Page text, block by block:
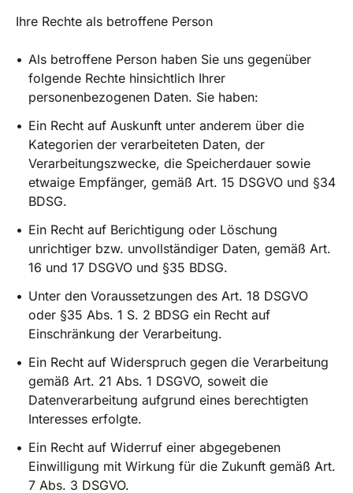
Ihre Rechte als betroffene Person
Als betroffene Person haben Sie uns gegenüber
folgende Rechte hinsichtlich Ihrer
personenbezogenen Daten. Sie haben:
Ein Recht auf Auskunft unter anderem über die
Kategorien der verarbeiteten Daten, der
Verarbeitungszwecke, die Speicherdauer sowie
etwaige Empfänger, gemäß Art. 15 DSGVO und §34
BDSG.
Ein Recht auf Berichtigung oder Löschung
unrichtiger bzw. unvollständiger Daten, gemäß Art.
16 und 17 DSGVO und §35 BDSG.
Unter den Voraussetzungen des Art. 18 DSGVO
oder §35 Abs. 1 S. 2 BDSG ein Recht auf
Einschränkung der Verarbeitung.
Ein Recht auf Widerspruch gegen die Verarbeitung
gemäß Art. 21 Abs. 1 DSGVO, soweit die
Datenverarbeitung aufgrund eines berechtigten
Interesses erfolgte.
Ein Recht auf Widerruf einer abgegebenen
Einwilligung mit Wirkung für die Zukunft gemäß Art.
7 Abs. 3 DSGVO.